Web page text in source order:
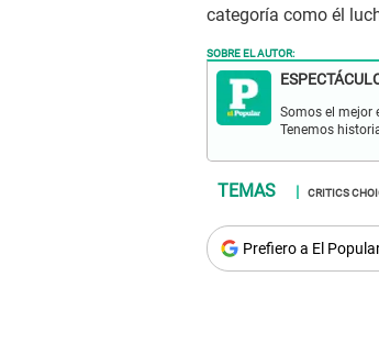
categoría como él
SOBRE EL AUTOR:
Somos el mejor
Tenemos
CRITICS
Prefiero a El